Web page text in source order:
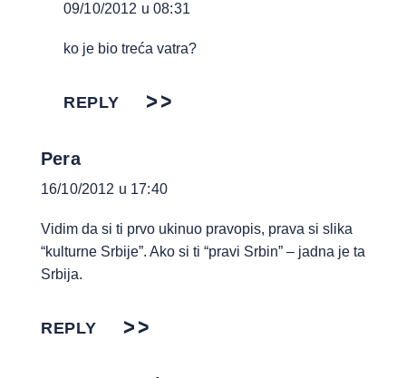
09/10/2012 u 08:31
ko je bio treća vatra?
REPLY
Pera
16/10/2012 u 17:40
Vidim da si ti prvo ukinuo pravopis, prava si slika
“kulturne Srbije”. Ako si ti “pravi Srbin” – jadna je ta
Srbija.
REPLY